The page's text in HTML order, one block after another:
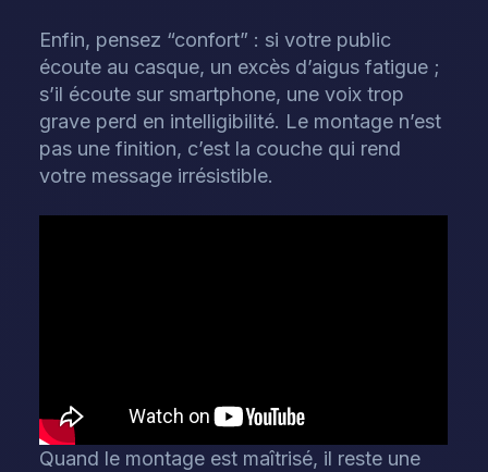
Enfin, pensez “confort” : si votre public
écoute au casque, un excès d’aigus fatigue ;
s’il écoute sur smartphone, une voix trop
grave perd en intelligibilité. Le montage n’est
pas une finition, c’est la couche qui rend
votre message irrésistible.
Quand le montage est maîtrisé, il reste une